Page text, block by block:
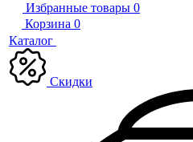
Избранные товары 0
Корзина 0
Каталог
Скидки